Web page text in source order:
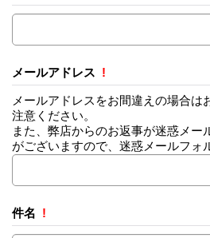
メールアドレス !
メールアドレスをお間違えの場合は
注意ください。
また、弊店からのお返事が迷惑メー
がございますので、迷惑メールフォ
件名 !